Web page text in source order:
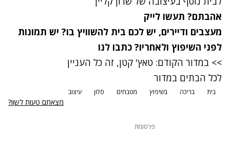
אהבתם? תעשו לייק
מעצבים ודיירים, יש לכם בית להשוויץ בו? יש תמונות
לפני השיפוץ ולאחריו? כתבו לנו
>> במדור הקודם: טאץ' קטן, זה כל העניין
לכל הבתים במדור
בית בריכה בשיפוץ מטבחים סלון עיצוב
מצאתם טעות לשון?
פרסומת